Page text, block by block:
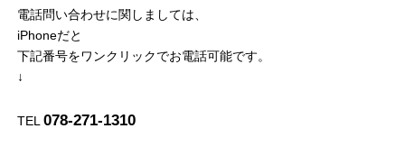
電話問い合わせに関しましては、
iPhoneだと
下記番号をワンクリックでお電話可能です。
↓
TEL 078-271-1310